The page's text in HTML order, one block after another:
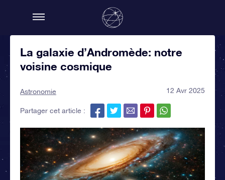
La galaxie d’Andromède: notre
voisine cosmique
Astronomie 12 Avr 2025
Partager cet article :